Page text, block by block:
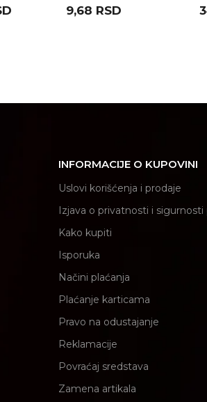
9,68 RSD
INFORMACIJE O KUPOVINI
Uslovi korišćenja i prodaje
Izjava o privatnosti i sigurnosti
Kako kupiti
Isporuka
Načini plaćanja
Plaćanje karticama
Pravo na odustajanje
Reklamacije
Povraćaj sredstava
Zamena artikala